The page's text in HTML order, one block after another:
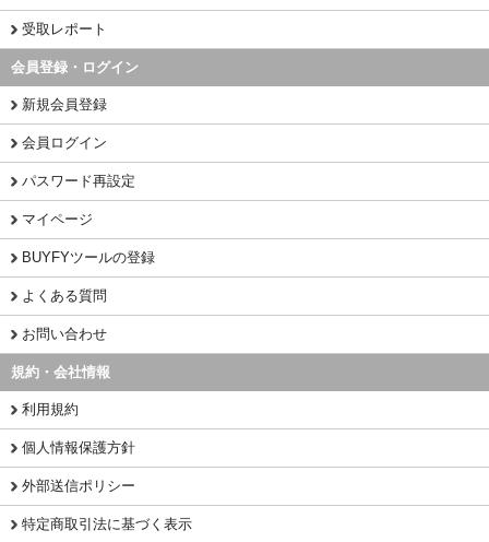
受取レポート
会員登録・ログイン
新規会員登録
会員ログイン
パスワード再設定
マイページ
BUYFYツールの登録
よくある質問
お問い合わせ
規約・会社情報
利用規約
個人情報保護方針
外部送信ポリシー
特定商取引法に基づく表示